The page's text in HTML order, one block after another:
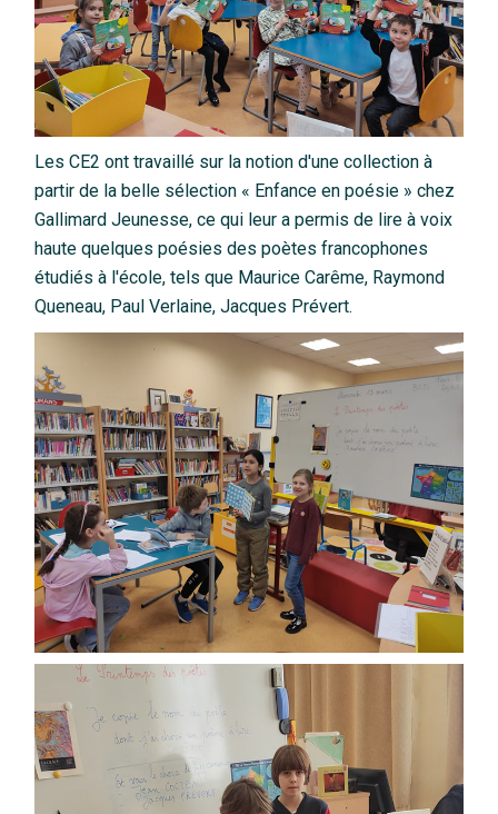
Les CE2 ont travaillé sur la notion d'une collection à
partir de la belle sélection « Enfance en poésie » chez
Gallimard Jeunesse, ce qui leur a permis de lire à voix
haute quelques poésies des poètes francophones
étudiés à l'école, tels que Maurice Carême, Raymond
Queneau, Paul Verlaine, Jacques Prévert.